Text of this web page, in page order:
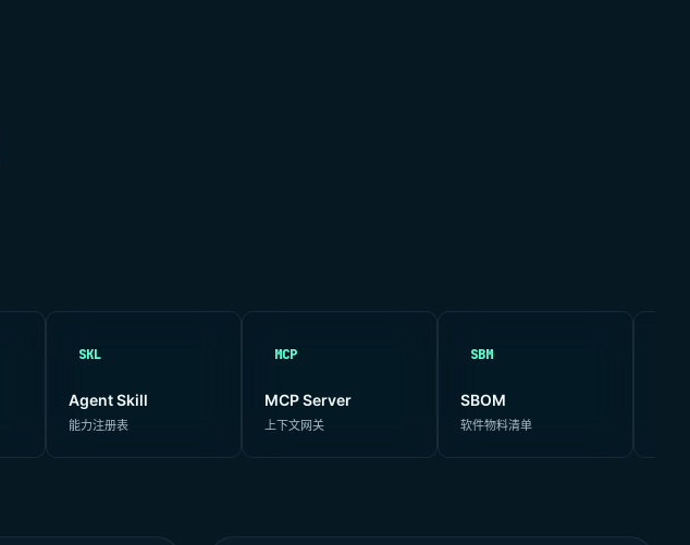
SKL
Agent Skill
能力注册表
MCP
MCP Server
上下文网关
SBM
SBOM
软件物料清单